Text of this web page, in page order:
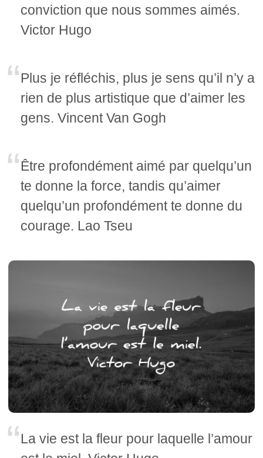
conviction que nous sommes aimés.
Victor Hugo
Plus je réfléchis, plus je sens qu’il n’y a
rien de plus artistique que d’aimer les
gens. Vincent Van Gogh
Être profondément aimé par quelqu’un
te donne la force, tandis qu’aimer
quelqu’un profondément te donne du
courage. Lao Tseu
La vie est la fleur pour laquelle l’amour